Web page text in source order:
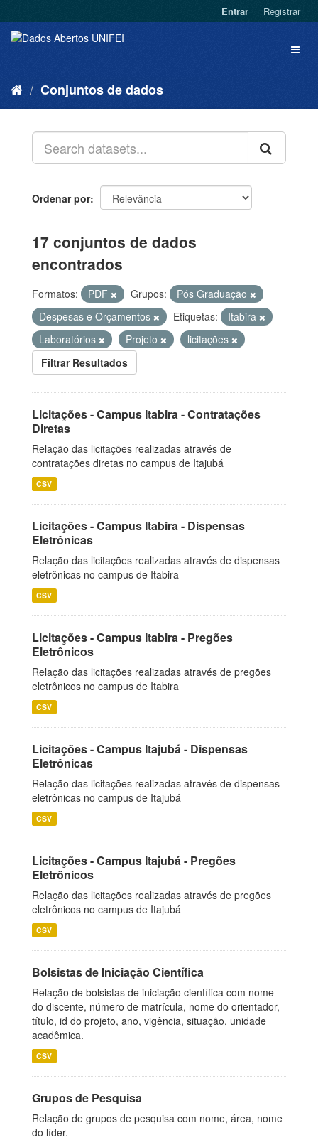
Entrar Registrar
Conjuntos de dados
Ordenar por
17 conjuntos de dados
encontrados
Formatos: PDF Grupos:
Pós Graduação
Despesas e Orçamentos
Etiquetas:
Itabira
Laboratórios
Projeto
licitações
Filtrar Resultados
Licitações - Campus Itabira - Contratações
Diretas
Relação das licitações realizadas através de
contratações diretas no campus de Itajubá
CSV
Licitações - Campus Itabira - Dispensas
Eletrônicas
Relação das licitações realizadas através de dispensas
eletrônicas no campus de Itabira
CSV
Licitações - Campus Itabira - Pregões
Eletrônicos
Relação das licitações realizadas através de pregões
eletrônicos no campus de Itabira
CSV
Licitações - Campus Itajubá - Dispensas
Eletrônicas
Relação das licitações realizadas através de dispensas
eletrônicas no campus de Itajubá
CSV
Licitações - Campus Itajubá - Pregões
Eletrônicos
Relação das licitações realizadas através de pregões
eletrônicos no campus de Itajubá
CSV
Bolsistas de Iniciação Científica
Relação de bolsistas de iniciação científica com nome
do discente, número de matrícula, nome do orientador,
título, id do projeto, ano, vigência, situação, unidade
acadêmica.
CSV
Grupos de Pesquisa
Relação de grupos de pesquisa com nome, área, nome
do líder.